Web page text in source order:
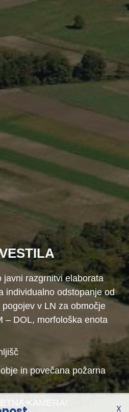
javni razgrnitvi elaborata
individualno odstopanje od
v LN za območje
– DOL, morfološka enota
in povečana požarna
KAMERA!
X